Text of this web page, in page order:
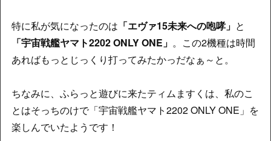
特に私が気になったのは 「エヴァ15未来への咆哮」 と
「宇宙戦艦ヤマト2202 ONLY ONE」 。この2機種は時間
あればもっとじっくり打ってみたかっだなぁ～と。
ちなみに、ふらっと遊びに来たティムますくは、私のこ
とはそっちのけで「宇宙戦艦ヤマト2202 ONLY ONE」を
楽しんでいたようです！